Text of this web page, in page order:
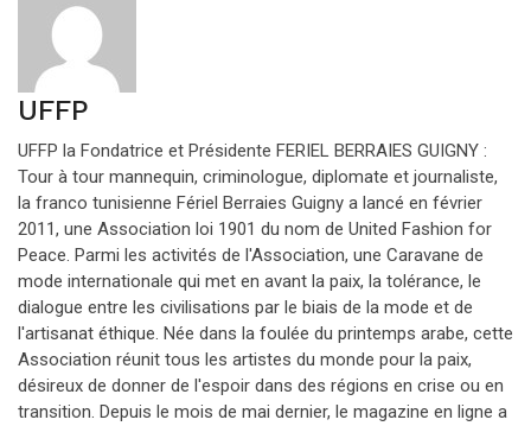
UFFP
UFFP la Fondatrice et Présidente FERIEL BERRAIES GUIGNY :
Tour à tour mannequin, criminologue, diplomate et journaliste,
la franco tunisienne Fériel Berraies Guigny a lancé en février
2011, une Association loi 1901 du nom de United Fashion for
Peace. Parmi les activités de l'Association, une Caravane de
mode internationale qui met en avant la paix, la tolérance, le
dialogue entre les civilisations par le biais de la mode et de
l'artisanat éthique. Née dans la foulée du printemps arabe, cette
Association réunit tous les artistes du monde pour la paix,
désireux de donner de l'espoir dans des régions en crise ou en
transition. Depuis le mois de mai dernier, le magazine en ligne a